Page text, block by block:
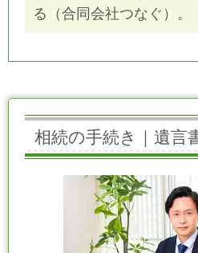
る（合同会社つなぐ）。
相続の手続き｜遺言